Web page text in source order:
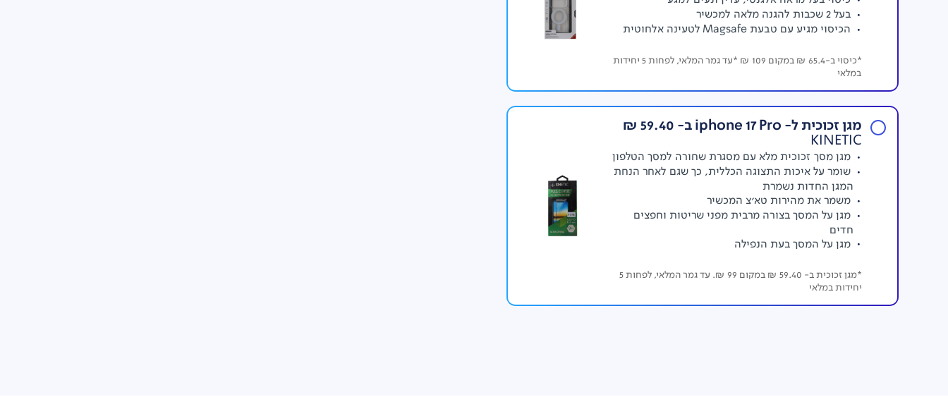
בעל 2 שכבות להגנה מלאה למכשיר
הכיסוי מגיע עם טבעת Magsafe לטעינה אלחוטית
*כיסוי ב-65.4 ₪ במקום 109 ₪ *עד גמר המלאי, לפחות 5 יחידות
במלאי
מגן זכוכית ל- iphone 17 Pro ב- 59.40 ₪
KINETIC
מגן מסך זכוכית מלא עם מסגרת שחורה למסך הטלפון
שומר על איכות התצוגה הכללית, כך שגם לאחר הנחת
המגן החדות נשמרת
משמר את מהירות טא'צ המכשיר
מגן על המסך בצורה מרבית מפני שריטות וחפצים
חדים
מגן על המסך בעת הנפילה
*מגן זכוכית ב- 59.40 ₪ במקום 99 ₪. עד גמר המלאי, לפחות 5
יחידות במלאי